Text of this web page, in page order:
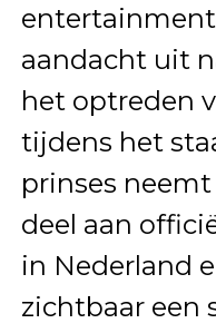
aandacht uit
het optreden
tijdens het
prinses
deel aan
in Nederland
zichtbaar een